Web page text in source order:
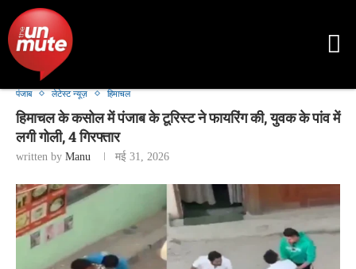
पंजाब लेटेस्ट न्यूज़ हिमाचल
हिमाचल के कसोल में पंजाब के टूरिस्ट ने फायरिंग की, युवक के पांव में
लगी गोली, 4 गिरफ्तार
written by Manu मई 31, 2026